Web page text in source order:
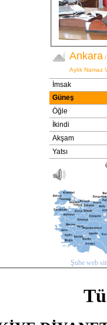
Şube web